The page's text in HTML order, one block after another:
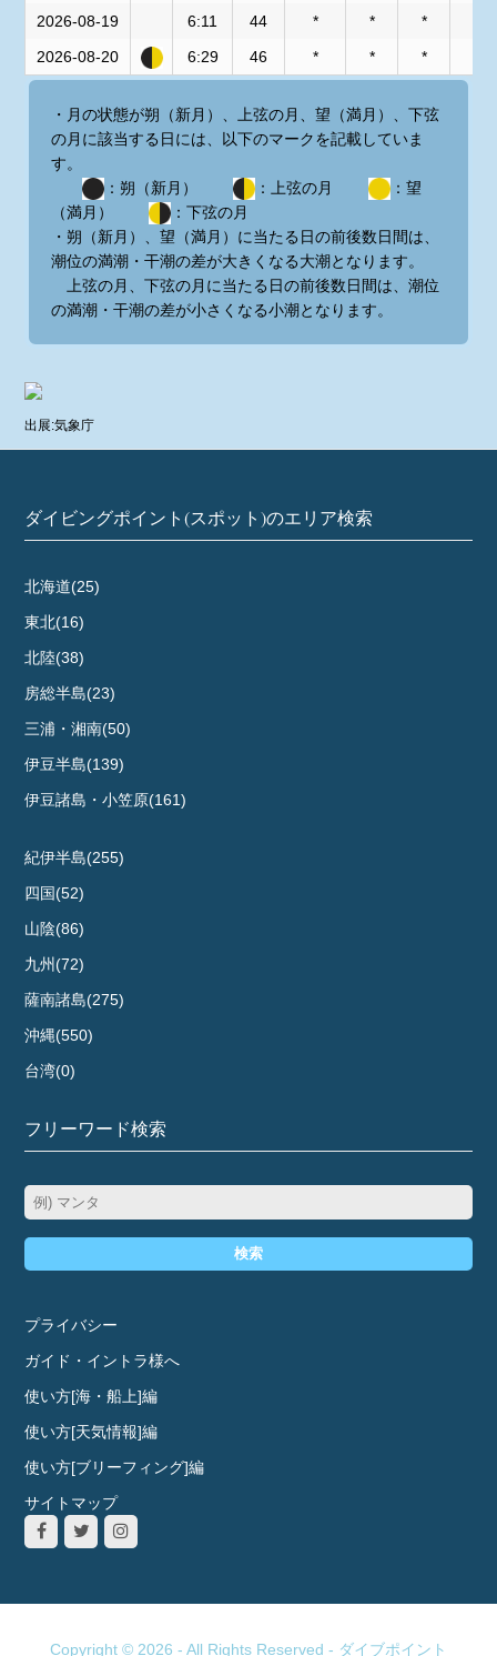
2026-08-19
6:11 44 * * *
2026-08-20
6:29 46 * * *
・月の状態が朔（新月）、上弦の月、望（満月）、下弦
の月に該当する日には、以下のマークを記載していま
す。
：朔（新月）
：上弦の月
：望
（満月）
：下弦の月
・朔（新月）、望（満月）に当たる日の前後数日間は、
潮位の満潮・干潮の差が大きくなる大潮となります。
上弦の月、下弦の月に当たる日の前後数日間は、潮位
の満潮・干潮の差が小さくなる小潮となります。
出展:気象庁
ダイビングポイント(スポット)のエリア検索
北海道(25)
東北(16)
北陸(38)
房総半島(23)
三浦・湘南(50)
伊豆半島(139)
伊豆諸島・小笠原(161)
紀伊半島(255)
四国(52)
山陰(86)
九州(72)
薩南諸島(275)
沖縄(550)
台湾(0)
フリーワード検索
検索
プライバシー
ガイド・イントラ様へ
使い方[海・船上]編
使い方[天気情報]編
使い方[ブリーフィング]編
サイトマップ
Copyright © 2026 - All Rights Reserved - ダイブポイント